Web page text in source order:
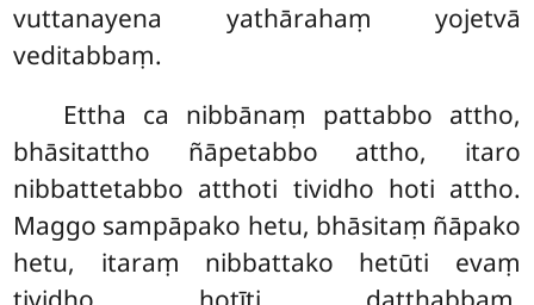
vuttanayena yathārahaṃ yojetvā
veditabbaṃ.
Ettha ca nibbānaṃ pattabbo attho,
bhāsitattho ñāpetabbo attho, itaro
nibbattetabbo atthoti tividho hoti attho.
Maggo sampāpako hetu, bhāsitaṃ ñāpako
hetu, itaraṃ nibbattako hetūti evaṃ